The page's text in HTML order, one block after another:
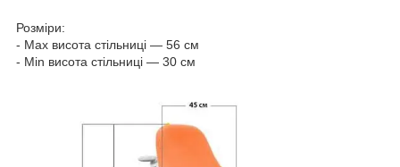
Розміри:
- Max висота стільниці — 56 см
- Min висота стільниці — 30 см